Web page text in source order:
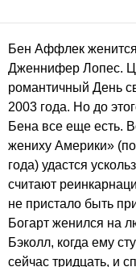
Бен Аффлек
Дженнифер Лопес.
романтичный День
2003 года. Но до
Бена все еще есть.
жениху Америки»
года) удастся
считают
не пристало быть
Богарт женился на
Бэколл, когда ему
сейчас тридцать, и